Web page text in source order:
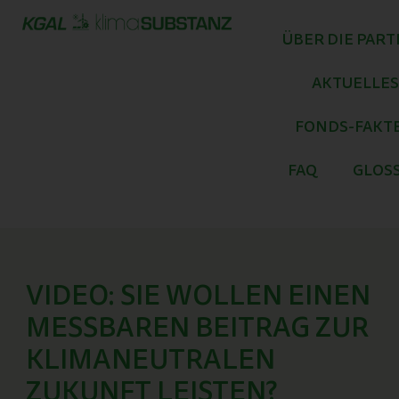
Inhalt
ÜBER DIE
AKTUELLES
FONDS-
FAQ
VIDEO: SIE WOLLEN EINEN
MESSBAREN BEITRAG ZUR
KLIMANEUTRALEN